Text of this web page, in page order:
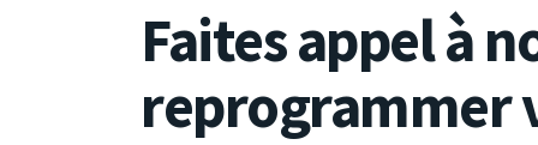
Faites appel à
reprogrammer